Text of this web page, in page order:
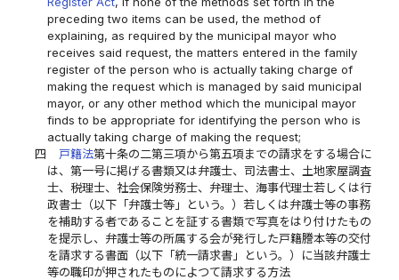
preceding two items can be used, the method of
explaining, as required by the municipal mayor who
receives said request, the matters entered in the family
register of the person who is actually taking charge of
making the request which is managed by said municipal
mayor, or any other method which the municipal mayor
finds to be appropriate for identifying the person who is
actually taking charge of making the request;
四
戸籍法第十条の二第三項から第五項までの請求をする場合に
は、第一号に掲げる書類又は弁護士、司法書士、土地家屋調査
士、税理士、社会保険労務士、弁理士、海事代理士若しくは行
政書士（以下「弁護士等」という。）若しくは弁護士等の事務
を補助する者であることを証する書類で写真をはり付けたもの
を提示し、弁護士等の所属する会が発行した戸籍謄本等の交付
を請求する書面（以下「統一請求書」という。）に当該弁護士
等の職印が押されたものによつて請求する方法